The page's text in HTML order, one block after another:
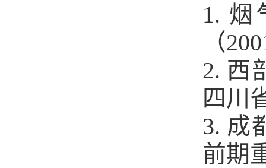
1.
（
2. 西
四川
3. 成
前期